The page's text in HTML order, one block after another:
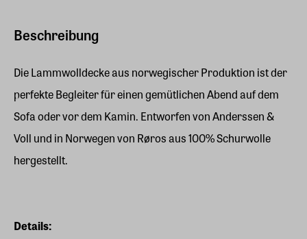
Beschreibung
Die Lammwolldecke aus norwegischer Produktion ist der
perfekte Begleiter für einen gemütlichen Abend auf dem
Sofa oder vor dem Kamin. Entworfen von Anderssen &
Voll und in Norwegen von Røros aus 100% Schurwolle
hergestellt.
Details: